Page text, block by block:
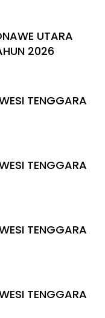
UTARA
2026
TENGGARA
TENGGARA
TENGGARA
TENGGARA